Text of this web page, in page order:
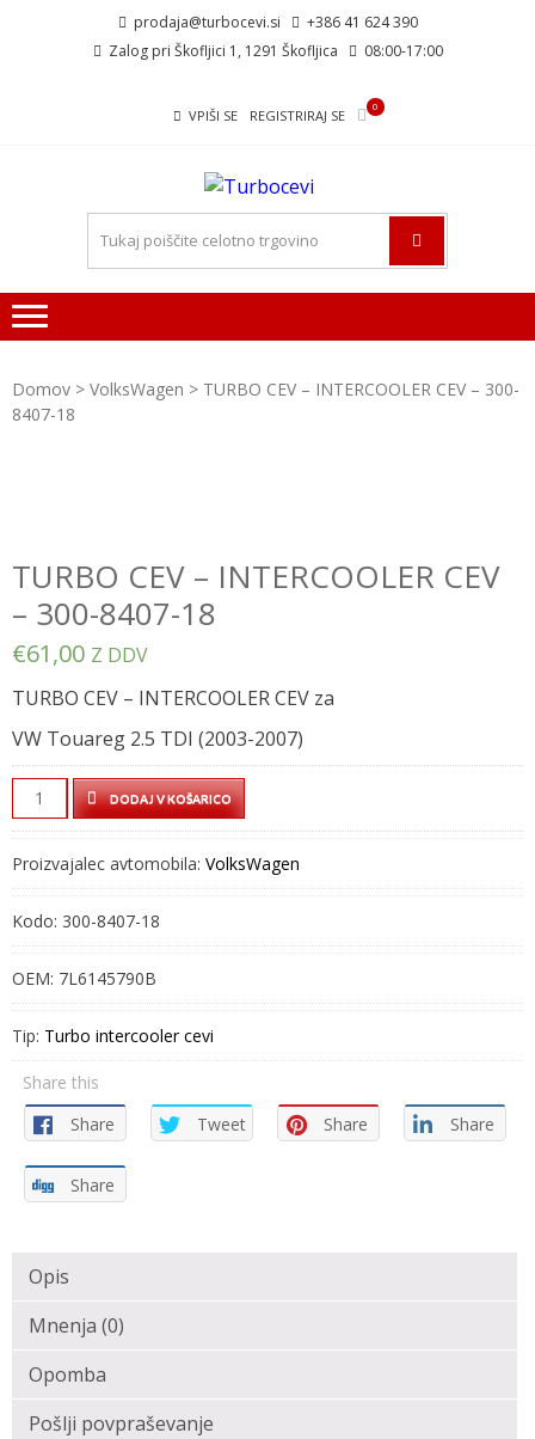
prodaja@turbocevi.si
+386 41 624 390
Zalog pri Škofljici 1, 1291 Škofljica
08:00-17:00
VPIŠI SE REGISTRIRAJ SE
0
Domov > VolksWagen > TURBO CEV – INTERCOOLER CEV – 300-
8407-18
TURBO CEV – INTERCOOLER CEV
– 300-8407-18
€61,00 Z DDV
TURBO CEV – INTERCOOLER CEV za
VW Touareg 2.5 TDI (2003-2007)
TURBO
CEV
INTERCOOLER
–
8407-
quantity
DODAJ V KOŠARICO
Proizvajalec avtomobila: VolksWagen
Kodo: 300-8407-18
OEM: 7L6145790B
Tip: Turbo intercooler cevi
Share this
Share
Tweet Share Share
Share
Opis
Mnenja (0)
Opomba
Pošlji povpraševanje